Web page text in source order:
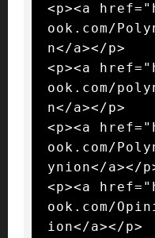
<p><a
ook.com/
n</a></p>
<p><a
ook.com/
n</a></p>
<p><a
ook.com/
ynion</a></
<p><a
ook.com/
ion</a></p>